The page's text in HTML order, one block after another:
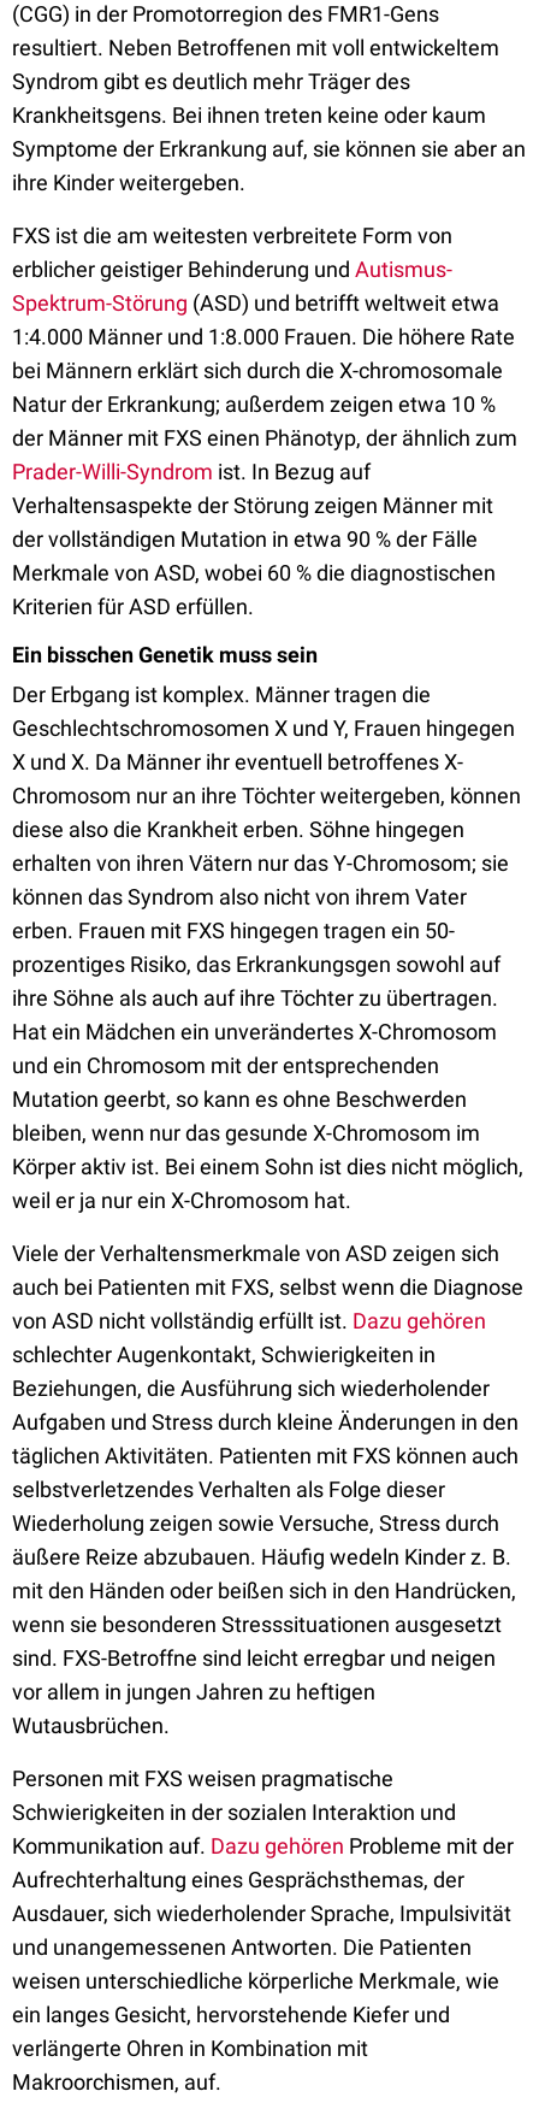
(CGG) in der Promotorregion des FMR1-Gens
resultiert. Neben Betroffenen mit voll entwickeltem
Syndrom gibt es deutlich mehr Träger des
Krankheitsgens. Bei ihnen treten keine oder kaum
Symptome der Erkrankung auf, sie können sie aber an
ihre Kinder weitergeben.
FXS ist die am weitesten verbreitete Form von
erblicher geistiger Behinderung und Autismus-
Spektrum-Störung (ASD) und betrifft weltweit etwa
1:4.000 Männer und 1:8.000 Frauen. Die höhere Rate
bei Männern erklärt sich durch die X-chromosomale
Natur der Erkrankung; außerdem zeigen etwa 10 %
der Männer mit FXS einen Phänotyp, der ähnlich zum
Prader-Willi-Syndrom ist. In Bezug auf
Verhaltensaspekte der Störung zeigen Männer mit
der vollständigen Mutation in etwa 90 % der Fälle
Merkmale von ASD, wobei 60 % die diagnostischen
Kriterien für ASD erfüllen.
Ein bisschen Genetik muss sein
Der Erbgang ist komplex. Männer tragen die
Geschlechtschromosomen X und Y, Frauen hingegen
X und X. Da Männer ihr eventuell betroffenes X-
Chromosom nur an ihre Töchter weitergeben, können
diese also die Krankheit erben. Söhne hingegen
erhalten von ihren Vätern nur das Y-Chromosom; sie
können das Syndrom also nicht von ihrem Vater
erben. Frauen mit FXS hingegen tragen ein 50-
prozentiges Risiko, das Erkrankungsgen sowohl auf
ihre Söhne als auch auf ihre Töchter zu übertragen.
Hat ein Mädchen ein unverändertes X-Chromosom
und ein Chromosom mit der entsprechenden
Mutation geerbt, so kann es ohne Beschwerden
bleiben, wenn nur das gesunde X-Chromosom im
Körper aktiv ist. Bei einem Sohn ist dies nicht möglich,
weil er ja nur ein X-Chromosom hat.
Viele der Verhaltensmerkmale von ASD zeigen sich
auch bei Patienten mit FXS, selbst wenn die Diagnose
von ASD nicht vollständig erfüllt ist. Dazu gehören
schlechter Augenkontakt, Schwierigkeiten in
Beziehungen, die Ausführung sich wiederholender
Aufgaben und Stress durch kleine Änderungen in den
täglichen Aktivitäten. Patienten mit FXS können auch
selbstverletzendes Verhalten als Folge dieser
Wiederholung zeigen sowie Versuche, Stress durch
äußere Reize abzubauen. Häufig wedeln Kinder z. B.
mit den Händen oder beißen sich in den Handrücken,
wenn sie besonderen Stresssituationen ausgesetzt
sind. FXS-Betroffne sind leicht erregbar und neigen
vor allem in jungen Jahren zu heftigen
Wutausbrüchen.
Personen mit FXS weisen pragmatische
Schwierigkeiten in der sozialen Interaktion und
Kommunikation auf. Dazu gehören Probleme mit der
Aufrechterhaltung eines Gesprächsthemas, der
Ausdauer, sich wiederholender Sprache, Impulsivität
und unangemessenen Antworten. Die Patienten
weisen unterschiedliche körperliche Merkmale, wie
ein langes Gesicht, hervorstehende Kiefer und
verlängerte Ohren in Kombination mit
Makroorchismen, auf.